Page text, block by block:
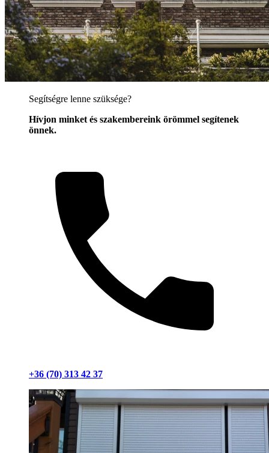
Segítségre lenne szüksége?
Hívjon minket és szakembereink örömmel segítenek
önnek.
+36 (70) 313 42 37